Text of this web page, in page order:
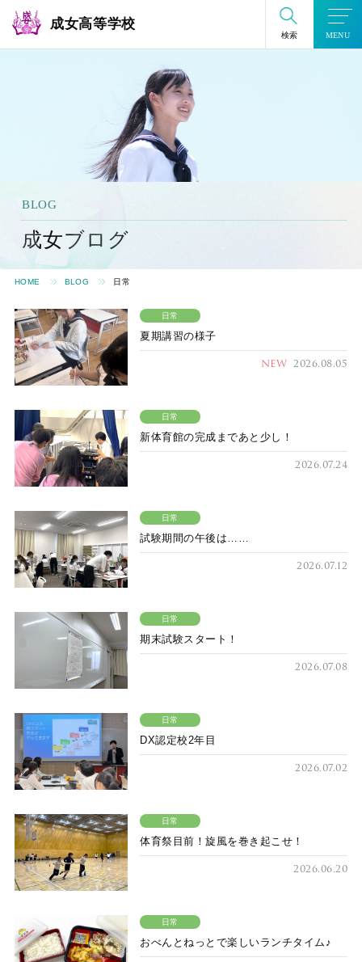
成女高等学校
検索 MENU
BLOG
成⼥ブログ
HOME BLOG 日常
日常
夏期講習の様子
NEW 2026.08.05
日常
新体育館の完成まであと少し！
2026.07.24
日常
試験期間の午後は……
2026.07.12
日常
期末試験スタート！
2026.07.08
日常
DX認定校2年目
2026.07.02
日常
体育祭目前！旋風を巻き起こせ！
2026.06.20
日常
おべんとねっとで楽しいランチタイム♪